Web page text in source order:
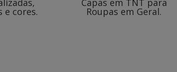
e cores.
Capas em TNT para
Roupas em Geral.